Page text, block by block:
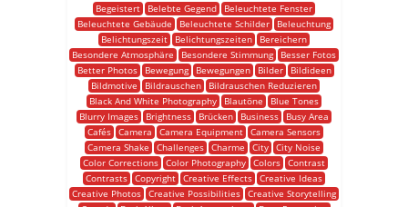
Begeistert
Belebte Gegend
Beleuchtete Fenster
Beleuchtete Gebäude
Beleuchtete Schilder
Beleuchtung
Belichtungszeit
Belichtungszeiten
Bereichern
Besondere Atmosphäre
Besondere Stimmung
Besser Fotos
Better Photos
Bewegung Bewegungen Bilder
Bildideen
Bildmotive
Bildrauschen
Bildrauschen Reduzieren
Black And White Photography
Blautöne
Blue Tones
Blurry Images
Brightness Brücken Business
Busy Area
Cafés Camera Camera Equipment Camera Sensors
Camera Shake
Challenges Charme City City Noise
Color Corrections Color Photography Colors Contrast
Contrasts Copyright Creative Effects Creative Ideas
Creative Photos Creative Possibilities Creative Storytelling